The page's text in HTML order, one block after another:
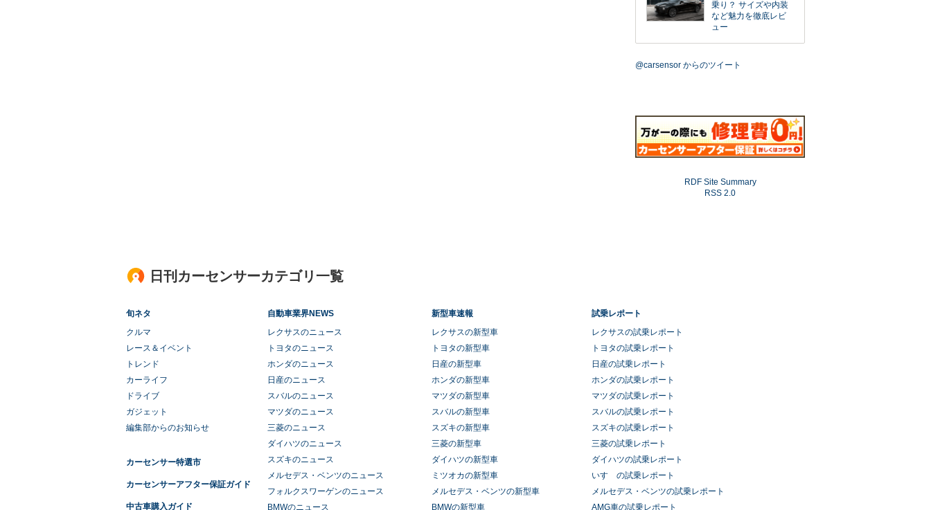
乗り？ サイズや内装
など魅力を徹底レビ
ュー
@carsensor からのツイート
RDF Site Summary
RSS 2.0
日刊カーセンサーカテゴリ一覧
旬ネタ
クルマ
レース＆イベント
トレンド
カーライフ
ドライブ
ガジェット
編集部からのお知らせ
カーセンサー特選市
カーセンサーアフター保証ガイド
中古車購入ガイド
自動車業界NEWS
レクサスのニュース
トヨタのニュース
ホンダのニュース
日産のニュース
スバルのニュース
マツダのニュース
三菱のニュース
ダイハツのニュース
スズキのニュース
メルセデス・ベンツのニュース
フォルクスワーゲンのニュース
BMWのニュース
新型車速報
レクサスの新型車
トヨタの新型車
日産の新型車
ホンダの新型車
マツダの新型車
スバルの新型車
スズキの新型車
三菱の新型車
ダイハツの新型車
ミツオカの新型車
メルセデス・ベンツの新型車
BMWの新型車
試乗レポート
レクサスの試乗レポート
トヨタの試乗レポート
日産の試乗レポート
ホンダの試乗レポート
マツダの試乗レポート
スバルの試乗レポート
スズキの試乗レポート
三菱の試乗レポート
ダイハツの試乗レポート
いすゞの試乗レポート
メルセデス・ベンツの試乗レポート
AMG車の試乗レポート